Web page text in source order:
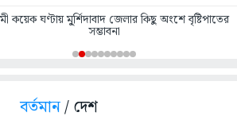
কয়েক ঘণ্টায় মু্র্শিদাবাদ জেলার কিছু অংশে বৃষ্টিপাতের
সম্ভাবনা
বর্তমান/ দেশ